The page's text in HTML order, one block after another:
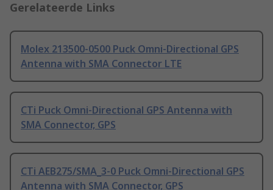
Gerelateerde Links
Molex 213500-0500 Puck Omni-Directional GPS
Antenna with SMA Connector LTE
CTi Puck Omni-Directional GPS Antenna with
SMA Connector, GPS
CTi AEB275/SMA_3-0 Puck Omni-Directional GPS
Antenna with SMA Connector, GPS